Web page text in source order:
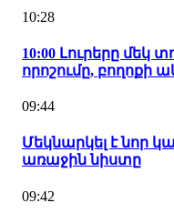
10:28
10:00 Լուրերը մեկ
որոշումը, բողոքի
09:44
Մեկնարկել է նոր
առաջին նիստը
09:42